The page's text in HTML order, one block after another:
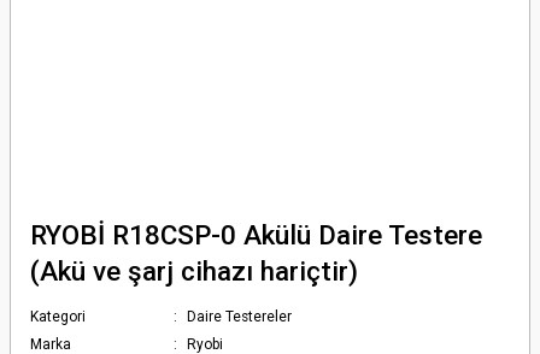
RYOBİ R18CSP-0 Akülü Daire Testere
(Akü ve şarj cihazı hariçtir)
Kategori
Daire Testereler
Marka
Ryobi